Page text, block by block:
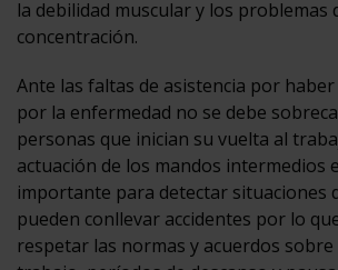
la debilidad muscular y los problemas
concentración.
Ante las faltas de asistencia por
por la enfermedad no se debe
personas que inician su vuelta al
actuación de los mandos intermedios
importante para detectar situaciones
pueden conllevar accidentes por lo
respetar las normas y acuerdos